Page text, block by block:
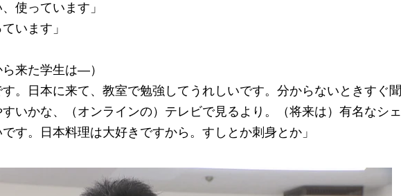
使っています」
います」
ら来た学生は―）
す。日本に来て、教室で勉強してうれしいです。分からないときすぐ聞
いかな、（オンラインの）テレビで見るより。（将来は）有名なシェ
す。日本料理は大好きですから。すしとか刺身とか」